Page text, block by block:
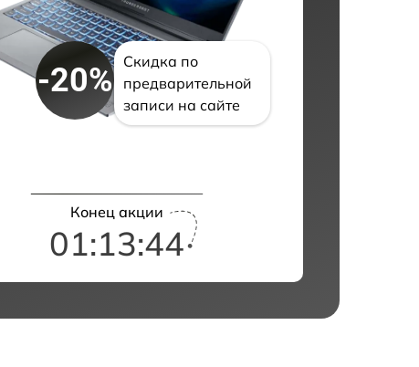
-20%
Скидка по
предварительной
записи на сайте
Конец акции
01:13:43